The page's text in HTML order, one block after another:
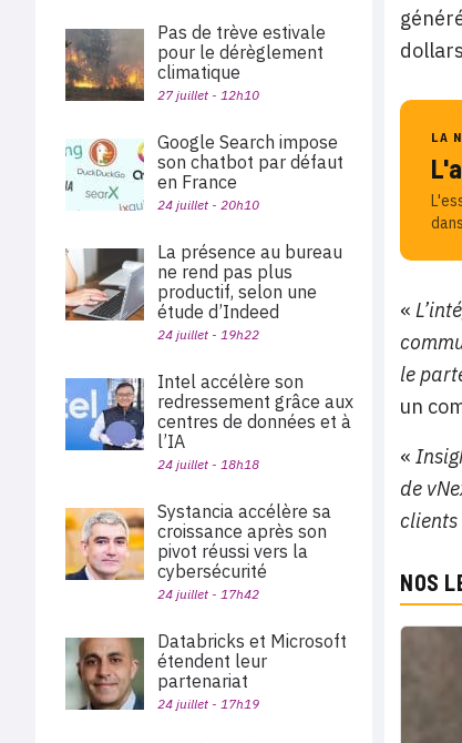
LA
«
le
un
«
de
clients
NOS
Pas de trève estivale
pour le dérèglement
climatique
27 juillet - 12h10
Google Search impose
son chatbot par défaut
en France
24 juillet - 20h10
La présence au bureau
ne rend pas plus
productif, selon une
étude d’Indeed
24 juillet - 19h22
Intel accélère son
redressement grâce aux
centres de données et à
l’IA
24 juillet - 18h18
Systancia accélère sa
croissance après son
pivot réussi vers la
cybersécurité
24 juillet - 17h42
Databricks et Microsoft
étendent leur
partenariat
24 juillet - 17h19